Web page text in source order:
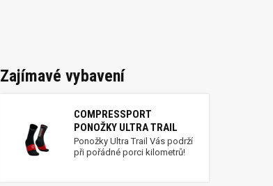
Zajímavé vybavení
COMPRESSPORT
PONOŽKY ULTRA TRAIL
Ponožky Ultra Trail Vás podrží
při pořádné porci kilometrů!